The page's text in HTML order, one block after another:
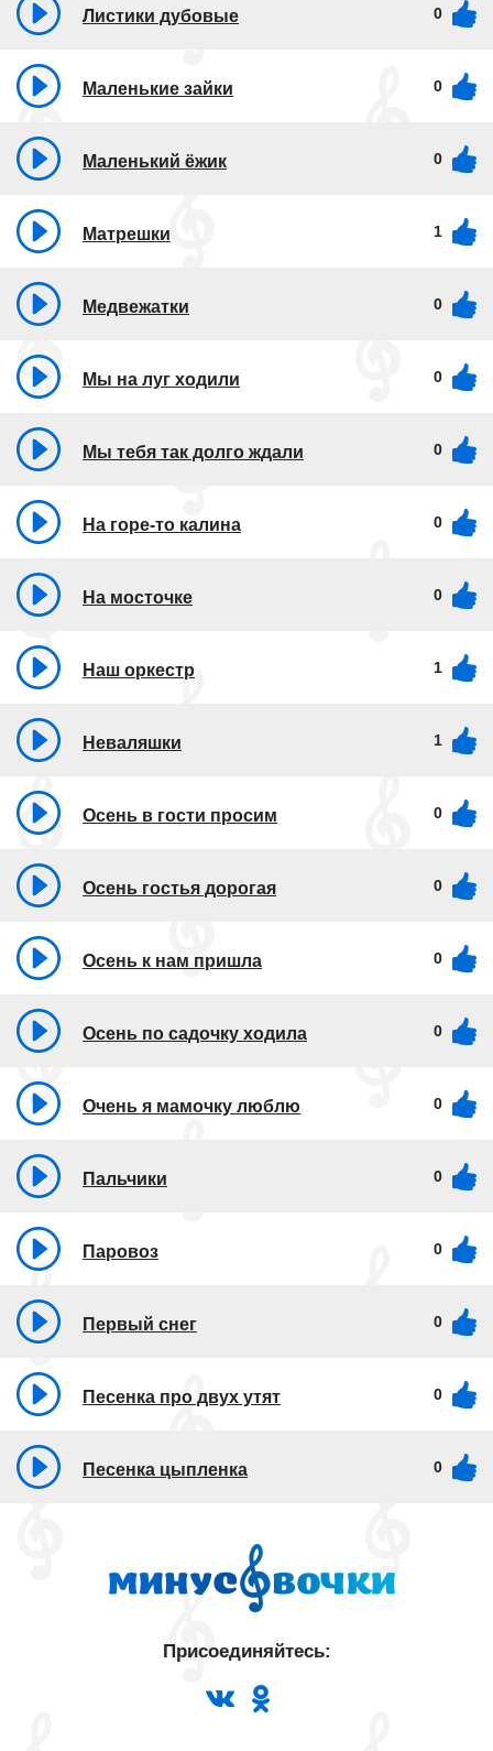
Листики дубовые 0
Маленькие зайки 0
Маленький ёжик 0
Матрешки 1
Медвежатки 0
Мы на луг ходили 0
Мы тебя так долго ждали 0
На горе-то калина 0
На мосточке 0
Наш оркестр 1
Неваляшки 1
Осень в гости просим 0
Осень гостья дорогая 0
Осень к нам пришла 0
Осень по садочку ходила 0
Очень я мамочку люблю 0
Пальчики 0
Паровоз 0
Первый снег 0
Песенка про двух утят 0
Песенка цыпленка 0
Присоединяйтесь: